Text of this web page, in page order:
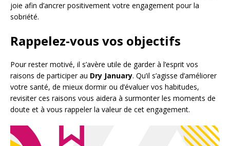
joie afin d’ancrer positivement votre engagement pour la
sobriété.
Rappelez-vous vos objectifs
Pour rester motivé, il s’avère utile de garder à l’esprit vos
raisons de participer au Dry January. Qu’il s’agisse d’améliorer
votre santé, de mieux dormir ou d’évaluer vos habitudes,
revisiter ces raisons vous aidera à surmonter les moments de
doute et à vous rappeler la valeur de cet engagement.